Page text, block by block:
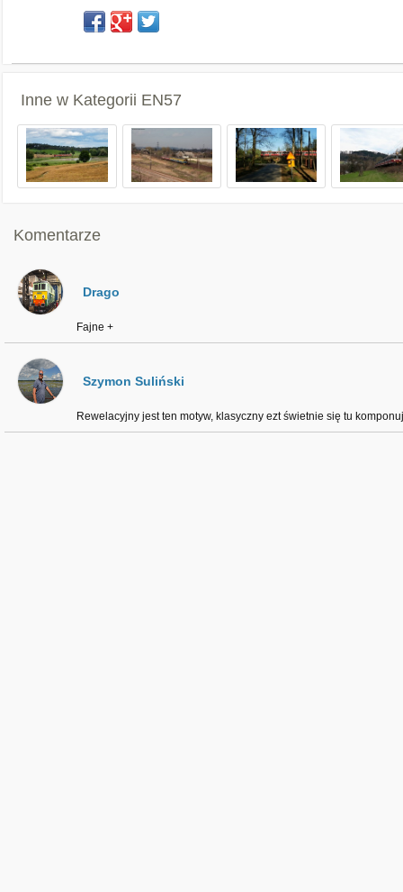
Inne w Kategorii EN57
Komentarze
Drago
Fajne +
Szymon Suliński
Rewelacyjny jest ten motyw, klasyczny ezt świetnie się tu